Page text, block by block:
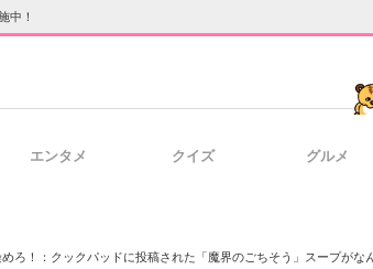
中！
エンタメ クイズ グルメ
めろ！：クックパッドに投稿された「魔界のごちそう」スープがな